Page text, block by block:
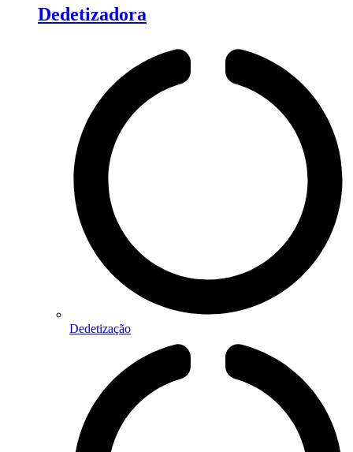
Dedetizadora
Dedetização